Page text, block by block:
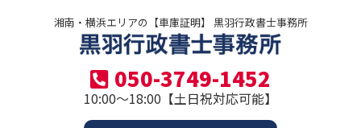
湘南・横浜エリアの【車庫証明】 黒羽行政書士事務所
050-3749-1452
10:00～18:00【土日祝対応可能】